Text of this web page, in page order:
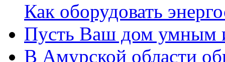
Как оборудовать
Пусть Ваш дом умным
В Амурской области